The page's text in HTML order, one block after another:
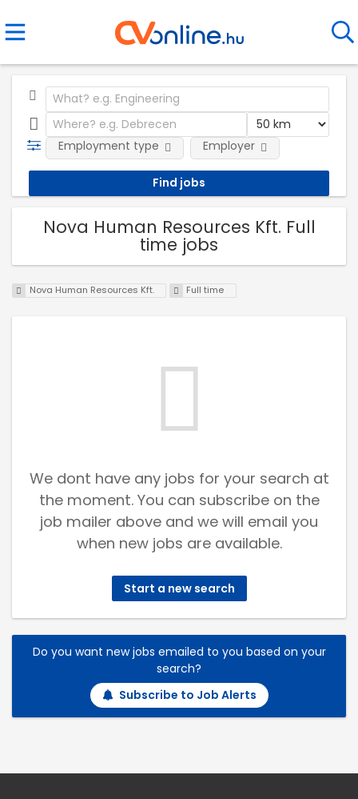
Employment type Employer
Nova Human Resources Kft. Full
time jobs
Nova Human Resources Kft. Full time
We dont have any jobs for your search at
the moment. You can subscribe on the
job mailer above and we will email you
when new jobs are available.
Start a new search
Do you want new jobs emailed to you based on your
search?
Subscribe to Job Alerts